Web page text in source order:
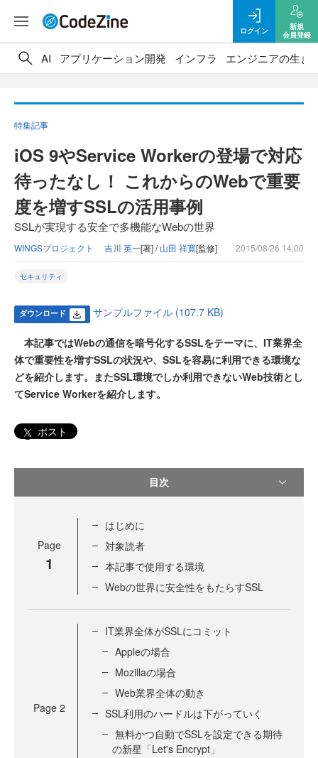
ログイン
新規
会員登録
AI アプリケーション開発 インフラ エンジニアの生き
特集記事
iOS 9やService Workerの登場で対応
待ったなし！ これからのWebで重要
度を増すSSLの活用事例
SSLが実現する安全で多機能なWebの世界
WINGSプロジェクト 吉川 英一[著] /山田 祥寛[監修] 2015/08/26 14:00
セキュリティ
ダウンロード サンプルファイル (107.7 KB)
本記事ではWebの通信を暗号化するSSLをテーマに、IT業界全
体で重要性を増すSSLの状況や、SSLを容易に利用できる環境な
どを紹介します。またSSL環境でしか利用できないWeb技術とし
てService Workerを紹介します。
ポスト
目次
Page
1
はじめに
対象読者
本記事で使用する環境
Webの世界に安全性をもたらすSSL
Page 2
IT業界全体がSSLにコミット
Appleの場合
Mozillaの場合
Web業界全体の動き
SSL利用のハードルは下がっていく
無料かつ自動でSSLを設定できる期待
の新星「Let's Encrypt」